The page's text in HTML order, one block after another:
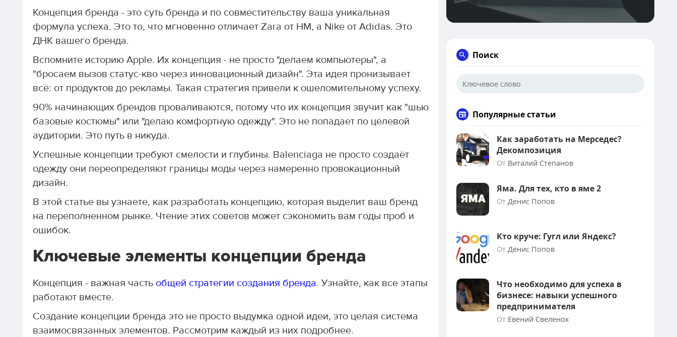
Концепция бренда - это суть бренда и по совместительству ваша уникальная
формула успеха. Это то, что мгновенно отличает Zara от HM, а Nike от Adidas. Это
ДНК вашего бренда.
Вспомните историю Apple. Их концепция - не просто "делаем компьютеры", а
"бросаем вызов статус-кво через инновационный дизайн". Эта идея пронизывает
всё: от продуктов до рекламы. Такая стратегия привели к ошеломительному успеху.
90% начинающих брендов проваливаются, потому что их концепция звучит как "шью
базовые костюмы" или "делаю комфортную одежду". Это не попадает по целевой
аудитории. Это путь в никуда.
Успешные концепции требуют смелости и глубины. Balenciaga не просто создаёт
одежду они переопределяют границы моды через намеренно провокационный
дизайн.
В этой статье вы узнаете, как разработать концепцию, которая выделит ваш бренд
на переполненном рынке. Чтение этих советов может сэкономить вам годы проб и
ошибок.
Ключевые элементы концепции бренда
Концепция - важная часть общей стратегии создания бренда. Узнайте, как все этапы
работают вместе.
Создание концепции бренда это не просто выдумка одной идеи, это целая система
взаимосвязанных элементов. Рассмотрим каждый из них подробнее.
Поиск
Популярные статьи
Как заработать на Мерседес?
Декомпозиция
От Виталий Степанов
Яма. Для тех, кто в яме 2
От Денис Попов
Кто круче: Гугл или Яндекс?
От Денис Попов
Что необходимо для успеха в
бизнесе: навыки успешного
предпринимателя
От Евений Свеленок